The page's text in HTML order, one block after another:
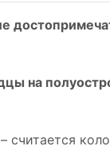
на
считается